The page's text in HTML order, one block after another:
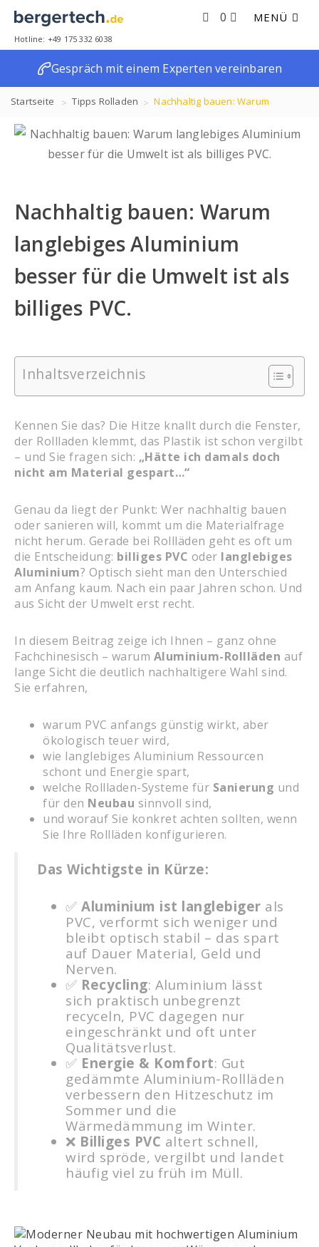
MENÜ
0
Hotline: +49 175 332 6038
Gespräch mit einem Experten vereinbaren
Startseite Tipps Rolladen Nachhaltig bauen: Warum
langlebiges Aluminium besser für die Umwelt ist als billiges PVC.
Nachhaltig bauen: Warum
langlebiges Aluminium
besser für die Umwelt ist als
billiges PVC.
Inhaltsverzeichnis
Kennen Sie das? Die Hitze knallt durch die Fenster,
der Rollladen klemmt, das Plastik ist schon vergilbt
– und Sie fragen sich: „Hätte ich damals doch
nicht am Material gespart…“
Genau da liegt der Punkt: Wer nachhaltig bauen
oder sanieren will, kommt um die Materialfrage
nicht herum. Gerade bei Rollläden geht es oft um
die Entscheidung: billiges PVC oder langlebiges
Aluminium? Optisch sieht man den Unterschied
am Anfang kaum. Nach ein paar Jahren schon. Und
aus Sicht der Umwelt erst recht.
In diesem Beitrag zeige ich Ihnen – ganz ohne
Fachchinesisch – warum Aluminium-Rollläden auf
lange Sicht die deutlich nachhaltigere Wahl sind.
Sie erfahren,
warum PVC anfangs günstig wirkt, aber
ökologisch teuer wird,
wie langlebiges Aluminium Ressourcen
schont und Energie spart,
welche Rollladen-Systeme für Sanierung und
für den Neubau sinnvoll sind,
und worauf Sie konkret achten sollten, wenn
Sie Ihre Rollläden konfigurieren.
Das Wichtigste in Kürze:
✅ Aluminium ist langlebiger als
PVC, verformt sich weniger und
bleibt optisch stabil – das spart
auf Dauer Material, Geld und
Nerven.
✅ Recycling: Aluminium lässt
sich praktisch unbegrenzt
recyceln, PVC dagegen nur
eingeschränkt und oft unter
Qualitätsverlust.
✅ Energie & Komfort: Gut
gedämmte Aluminium-Rollläden
verbessern den Hitzeschutz im
Sommer und die
Wärmedämmung im Winter.
❌ Billiges PVC altert schnell,
wird spröde, vergilbt und landet
häufig viel zu früh im Müll.